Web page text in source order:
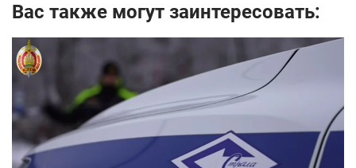
Вас также могут заинтересовать: